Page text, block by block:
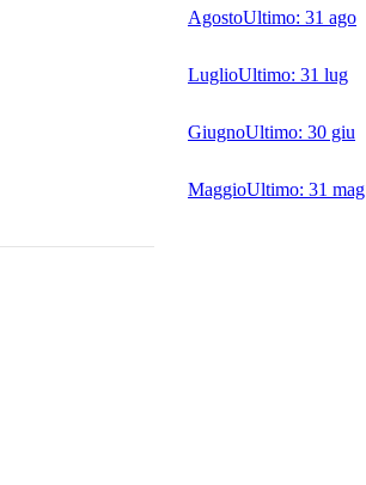
AgostoUltimo: 31 ago
LuglioUltimo: 31 lug
GiugnoUltimo: 30 giu
MaggioUltimo: 31 mag